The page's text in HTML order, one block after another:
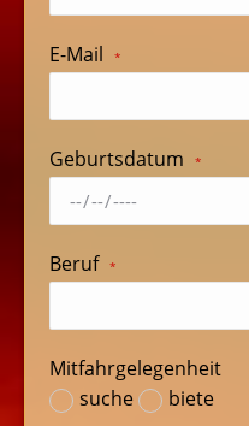
E-Mail *
Geburtsdatum *
Beruf *
Mitfahrgelegenheit
suche
biete